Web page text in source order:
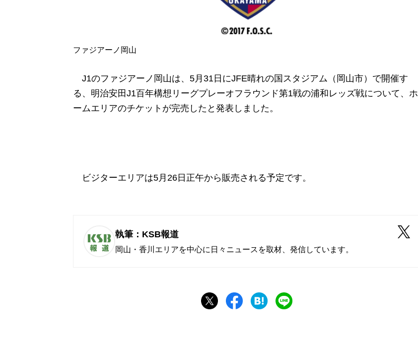
ファジアーノ岡山
J1のファジアーノ岡山は、 5月 31 日にJFE晴れの国スタジアム（岡山市）で開催す
る、明治安田 J1百年構想リーグプレーオフラウンド第1戦の浦和レッズ戦について、ホ
ームエリアのチケットが完売したと発表しました。
ビジターエリアは5月 26 日正午から販売される予定です。
執筆：KSB報道
岡山・香川エリアを中心に日々ニュースを取材、発信しています。